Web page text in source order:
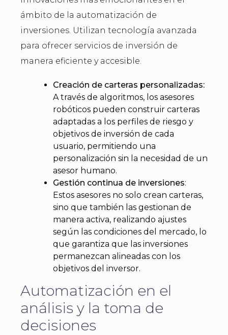
ámbito de la automatización de
inversiones. Utilizan tecnología avanzada
para ofrecer servicios de inversión de
manera eficiente y accesible.
Creación de carteras personalizadas:
A través de algoritmos, los asesores
robóticos pueden construir carteras
adaptadas a los perfiles de riesgo y
objetivos de inversión de cada
usuario, permitiendo una
personalización sin la necesidad de un
asesor humano.
Gestión continua de inversiones:
Estos asesores no solo crean carteras,
sino que también las gestionan de
manera activa, realizando ajustes
según las condiciones del mercado, lo
que garantiza que las inversiones
permanezcan alineadas con los
objetivos del inversor.
Automatización en el
análisis y la toma de
decisiones